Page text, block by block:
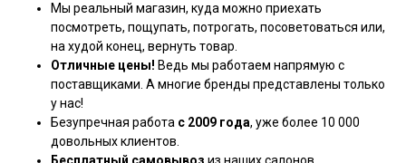
Мы реальный магазин, куда можно приехать
посмотреть, пощупать, потрогать, посоветоваться или,
на худой конец, вернуть товар.
Отличные цены! Ведь мы работаем напрямую с
поставщиками. А многие бренды представлены только
у нас!
Безупречная работа с 2009 года, уже более 10 000
довольных клиентов.